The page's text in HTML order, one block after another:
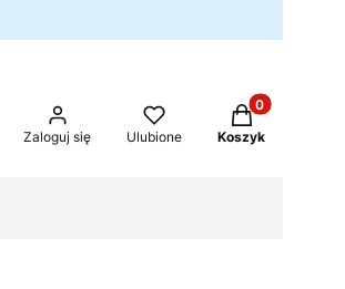
Zaloguj się Ulubione
Produkty w
Koszyk